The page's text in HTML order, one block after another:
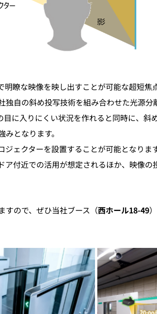
明瞭な映像を映し出すことが可能な超短
自の斜め投写技術を組み合わせた光源分
に入りにくい状況を作れると同時に、斜
となります。
ェクターを設置することが可能となりま
付近での活用が想定されるほか、映像
すので、ぜひ当社ブース（西ホール18-49